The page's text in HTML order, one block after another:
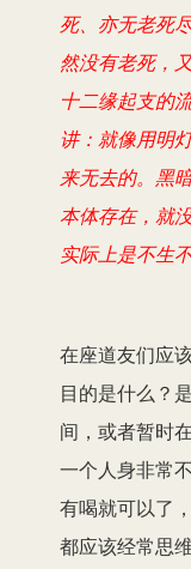
死、亦无老死
然没有老死，
十二缘起支的
讲：就像用明
来无去的。黑
本体存在，就
实际上是不生
在座道友们应
目的是什么？
间，或者暂时
一个人身非常
有喝就可以了
都应该经常思